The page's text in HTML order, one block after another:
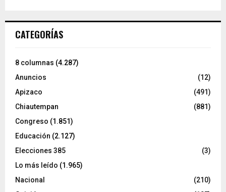
CATEGORÍAS
8 columnas (4.287)
Anuncios
(12)
Apizaco
(491)
Chiautempan
(881)
Congreso (1.851)
Educación (2.127)
Elecciones 385
(3)
Lo más leído (1.965)
Nacional
(210)